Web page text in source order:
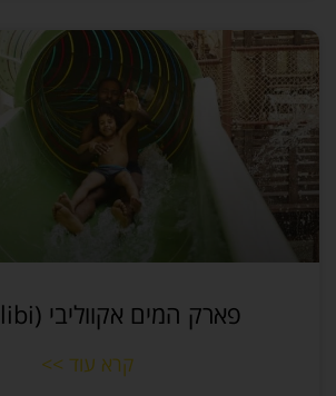
פארק המים אקווליבי (Aqualibi)
קרא עוד >>